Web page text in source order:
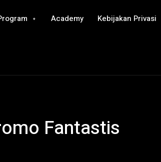
Academy Kebijakan Privasi
Fantastis